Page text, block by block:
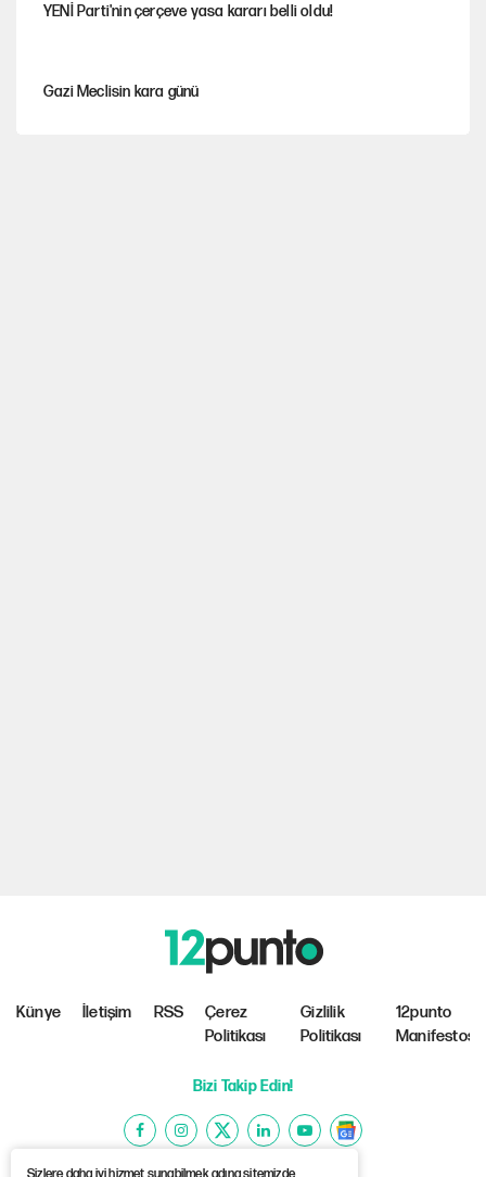
YENİ Parti'nin çerçeve yasa kararı belli oldu!
Gazi Meclisin kara günü
Künye İletişim RSS
Çerez
Politikası
Gizlilik
Politikası
12punto
Manifestosu
Bizi Takip Edin!